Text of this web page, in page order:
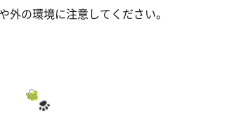
の環境に注意してください。